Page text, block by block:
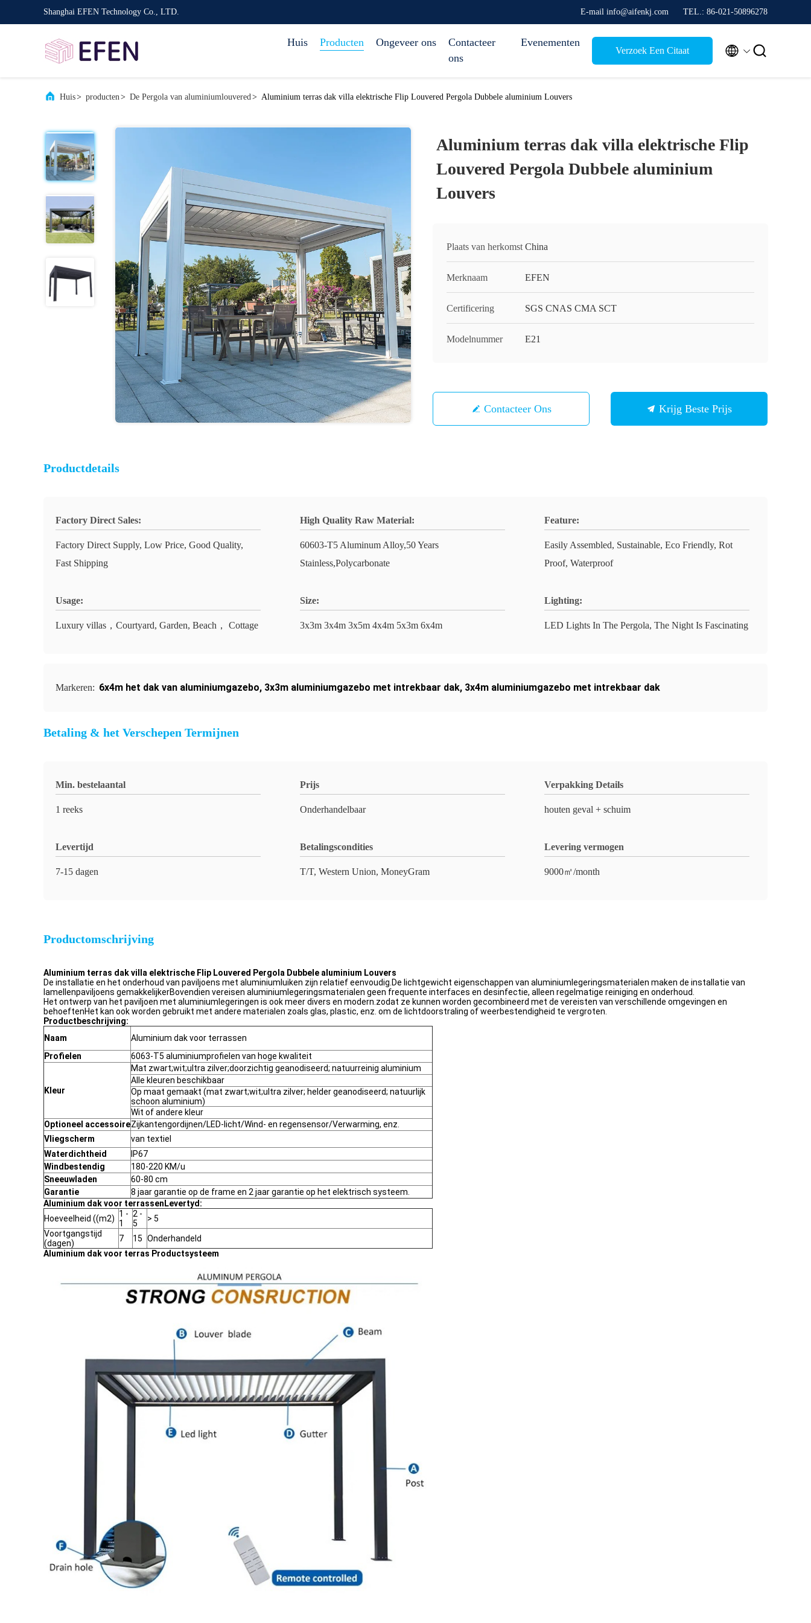
Shanghai EFEN Technology Co., LTD. E-mail info@aifenkj.com TEL.: 86-021-50896278
Huis Producten Ongeveer ons
Contacteer
ons
Evenementen
Verzoek Een Citaat  
Huis> producten> De Pergola van aluminiumlouvered> Aluminium terras dak villa elektrische Flip Louvered Pergola Dubbele aluminium Louvers
Aluminium terras dak villa elektrische Flip
Louvered Pergola Dubbele aluminium
Louvers
Plaats van herkomst China
Merknaam EFEN
Certificering SGS CNAS CMA SCT
Modelnummer E21
Contacteer Ons Krijg Beste Prijs
Productdetails
Factory Direct Sales:
Factory Direct Supply, Low Price, Good Quality,
Fast Shipping
High Quality Raw Material:
60603-T5 Aluminum Alloy,50 Years
Stainless,Polycarbonate
Feature:
Easily Assembled, Sustainable, Eco Friendly, Rot
Proof, Waterproof
Usage:
Luxury villas，Courtyard, Garden, Beach， Cottage
Size:
3x3m 3x4m 3x5m 4x4m 5x3m 6x4m
Lighting:
LED Lights In The Pergola, The Night Is Fascinating
Markeren: 6x4m het dak van aluminiumgazebo, 3x3m aluminiumgazebo met intrekbaar dak, 3x4m aluminiumgazebo met intrekbaar dak
Betaling & het Verschepen Termijnen
Min. bestelaantal
1 reeks
Prijs
Onderhandelbaar
Verpakking Details
houten geval + schuim
Levertijd
7-15 dagen
Betalingscondities
T/T, Western Union, MoneyGram
Levering vermogen
9000㎡/month
Productomschrijving
Aluminium terras dak villa elektrische Flip Louvered Pergola Dubbele aluminium Louvers
De installatie en het onderhoud van paviljoens met aluminiumluiken zijn relatief eenvoudig.De lichtgewicht eigenschappen van aluminiumlegeringsmaterialen maken de installatie van
lamellenpaviljoens gemakkelijkerBovendien vereisen aluminiumlegeringsmaterialen geen frequente interfaces en desinfectie, alleen regelmatige reiniging en onderhoud.
Het ontwerp van het paviljoen met aluminiumlegeringen is ook meer divers en modern.zodat ze kunnen worden gecombineerd met de vereisten van verschillende omgevingen en
behoeftenHet kan ook worden gebruikt met andere materialen zoals glas, plastic, enz. om de lichtdoorstraling of weerbestendigheid te vergroten.
Productbeschrijving:
Naam
Aluminium dak voor terrassen
Profielen
6063-T5 aluminiumprofielen van hoge kwaliteit
Kleur
Mat zwart;wit;ultra zilver;doorzichtig geanodiseerd; natuurreinig aluminium
Alle kleuren beschikbaar
Op maat gemaakt (mat zwart;wit;ultra zilver; helder geanodiseerd; natuurlijk
schoon aluminium)
Wit of andere kleur
Optioneel accessoireZijkantengordijnen/LED-licht/Wind- en regensensor/Verwarming, enz.
Vliegscherm
van textiel
Waterdichtheid
IP67
Windbestendig
180-220 KM/u
Sneeuwladen
60-80 cm
Garantie
8 jaar garantie op de frame en 2 jaar garantie op het elektrisch systeem.
Aluminium dak voor terrassen Levertyd:
Hoeveelheid ((m2) 1 -
1
2 -
5
> 5
Voortgangstijd
(dagen)
7 15 Onderhandeld
Aluminium dak voor terras Productsysteem